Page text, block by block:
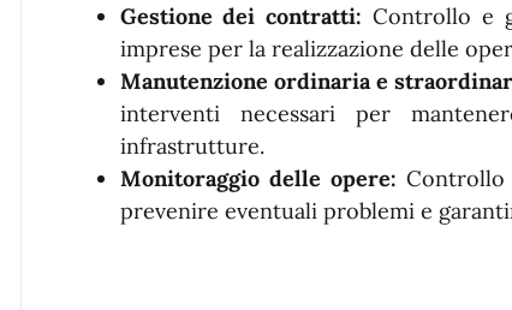
Gestione dei contratti:Controllo e
imprese per la realizzazione delle
Manutenzione ordinaria e
interventi necessari per
infrastrutture.
Monitoraggio delle opere:
prevenire eventuali problemi e